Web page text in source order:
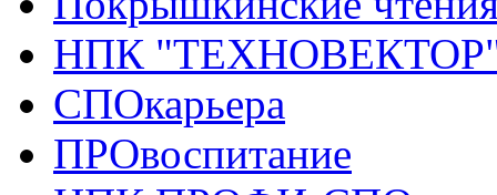
НПК
СПОкарьера
ПРОвоспитание